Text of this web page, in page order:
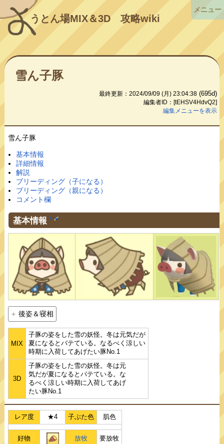
うとん場MIX＆3D攻略wiki
雪ん子豚
最終更新：2024/09/09 (月) 23:04:38 (695d)
編集者ID：[tEHSV4HdvQ2]
編集メニューを表示
雪ん子豚
基本情報
詳細情報
解説
ブリーディング（子になる）
ブリーディング（親になる）
コメント欄
基本情報 †
後姿＆寝相
MIX
子豚の姿をした雪の妖怪。冬は元気だが
夏になるとバテている。なるべく涼しい
時期に入荷してあげたい豚No.1
3D
子豚の姿をした雪の妖怪。冬は元
気だが夏になるとバテている。な
るべく涼しい時期に入荷してあげ
たい豚No.1
レア度 ★4 子ぶた色 肌色
好物 放牧 要放牧
メニュー